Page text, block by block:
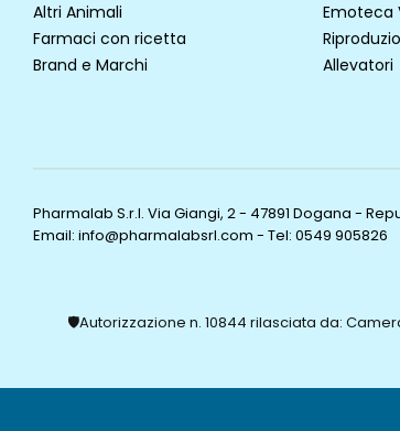
Altri Animali
Farmaci con ricetta
Brand e Marchi
Emoteca
Allevatori
Pharmalab S.r.l. Via Giangi, 2 - 47891 Dogana -
Email: info@pharmalabsrl.com - Tel: 0549 905826
🛡️Autorizzazione n. 10844 rilasciata da: